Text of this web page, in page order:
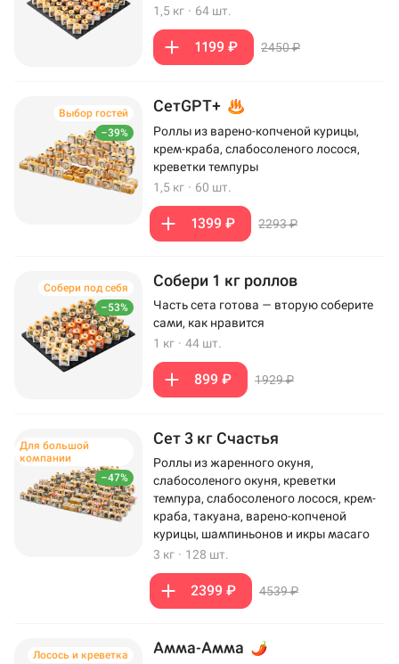
1,5 кг · 64 шт.
1199 ₽ 2450 ₽
–39%
Выбор гостей СетGPT+
Роллы из варено-копченой курицы,
крем-краба, слабосоленого лосося,
креветки темпуры
1,5 кг · 60 шт.
1399 ₽ 2293 ₽
–53%
Собери под себя Собери 1 кг роллов
Часть сета готова — вторую соберите
сами, как нравится
1 кг · 44 шт.
899 ₽ 1929 ₽
–47%
Для большой
компании
Сет 3 кг Счастья
Роллы из жаренного окуня,
слабосоленого окуня, креветки
темпура, слабосоленого лосося, крем-
краба, такуана, варено-копченой
курицы, шампиньонов и икры масаго
3 кг · 128 шт.
2399 ₽ 4539 ₽
Лосось и креветка Амма-Амма